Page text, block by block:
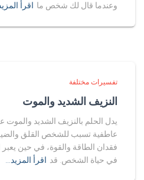
وعندما قال لك شخص ما اقرأ
تفسيرات مختلفة
النزيف الشديد والموت
يدل الحلم بالنزيف الشديد
عاطفية تسبب للشخص القلق
فقدان الطاقة والقوة، في حين
في حياة الشخص. قد اقرأ المزيد…